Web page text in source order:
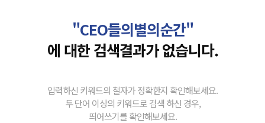
"CEO들의별의순간"
에 대한 검색결과가 없습니다.
입력하신 키워드의 철자가 정확한지 확인해보세요.
두 단어 이상의 키워드로 검색 하신 경우,
띄어쓰기를 확인해보세요.